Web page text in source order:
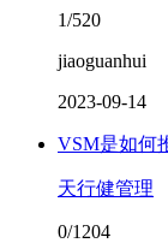
1/520
jiaoguanhui
2023-09-14
VSM是如何
天行健管理
0/1204